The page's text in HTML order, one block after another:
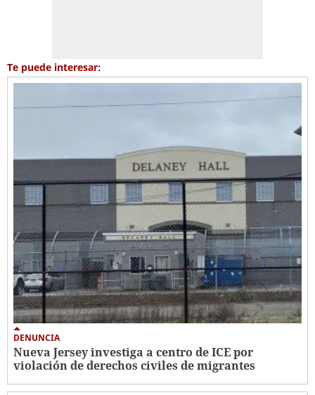
Te puede interesar:
DENUNCIA
Nueva Jersey investiga a centro de ICE por
violación de derechos civiles de migrantes